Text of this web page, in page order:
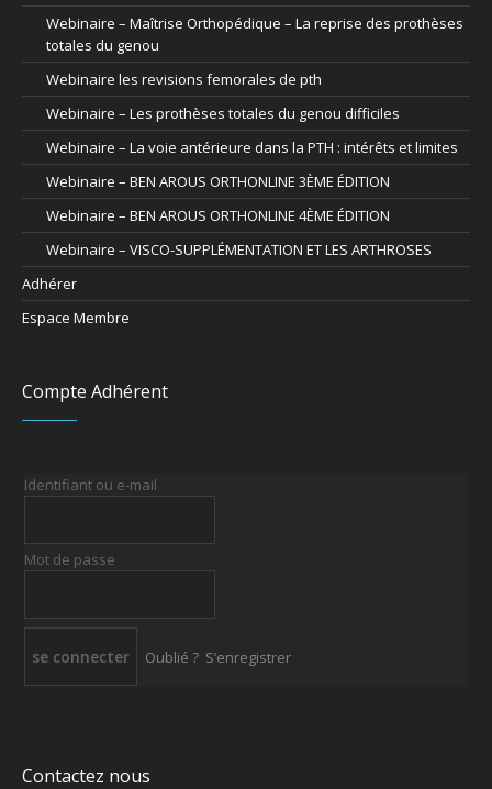
Webinaire – Maîtrise Orthopédique – La reprise des prothèses
totales du genou
Webinaire les revisions femorales de pth
Webinaire – Les prothèses totales du genou difficiles
Webinaire – La voie antérieure dans la PTH : intérêts et limites
Webinaire – BEN AROUS ORTHONLINE 3ÈME ÉDITION
Webinaire – BEN AROUS ORTHONLINE 4ÈME ÉDITION
Webinaire – VISCO-SUPPLÉMENTATION ET LES ARTHROSES
Adhérer
Espace Membre
Compte Adhérent
Identifiant ou e-mail
Mot de passe
Oublié ? S’enregistrer
Contactez nous